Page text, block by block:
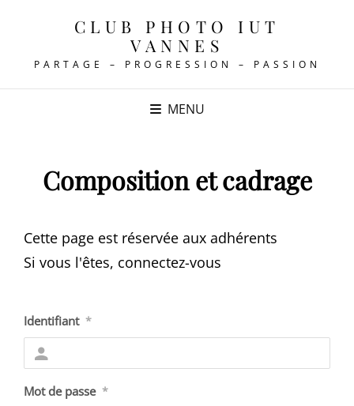
CLUB PHOTO IUT
VANNES
PARTAGE – PROGRESSION – PASSION
MENU
Composition et cadrage
Cette page est réservée aux adhérents
Si vous l'êtes, connectez-vous
Identifiant *
Mot de passe *